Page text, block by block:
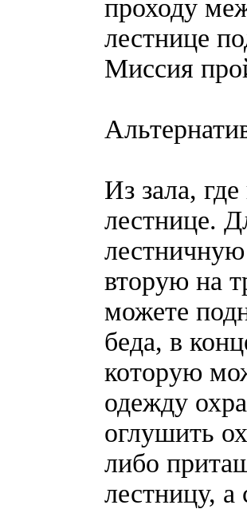
проходу
лестнице
Миссия
Из зала,
лестнице.
вторую на
можете
беда, в
которую
одежду
оглушить
либо
лестницу, а